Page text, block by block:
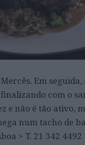
Em seguida,
com o
e não é tão ativo,
num tacho de
> T. 21 342 4492